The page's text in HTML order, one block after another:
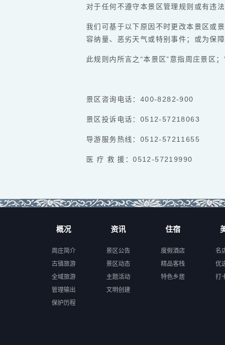
对于任何不遵守本景区管理规则或有违
我们可基于以下原因不时更改本景区或
容纳量、恶劣天气或特别事件；或为保
此规则内所言之“本景区”意指周庄景区
景区咨询电话：400-8282-900
景区投诉电话：0512-57218063
导游服务热线：0512-57211655
医 疗 救 援：0512-57219990
概况
周庄简介
古镇旅游
全域旅游
管理输出
保护历程
资讯
景区公告
景区动态
主题活动
文明创建
住宿
度假酒店
精品客栈
特色乡居
名
优
打